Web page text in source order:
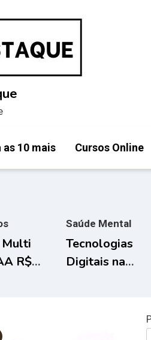
as 10 mais Cursos Online
Multi
R$
Saúde Mental
Tecnologias
Digitais na